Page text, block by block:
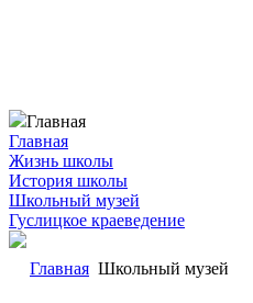
Главная
Главная
Жизнь школы
История школы
Школьный музей
Гуслицкое краеведение
Главная Школьный музей